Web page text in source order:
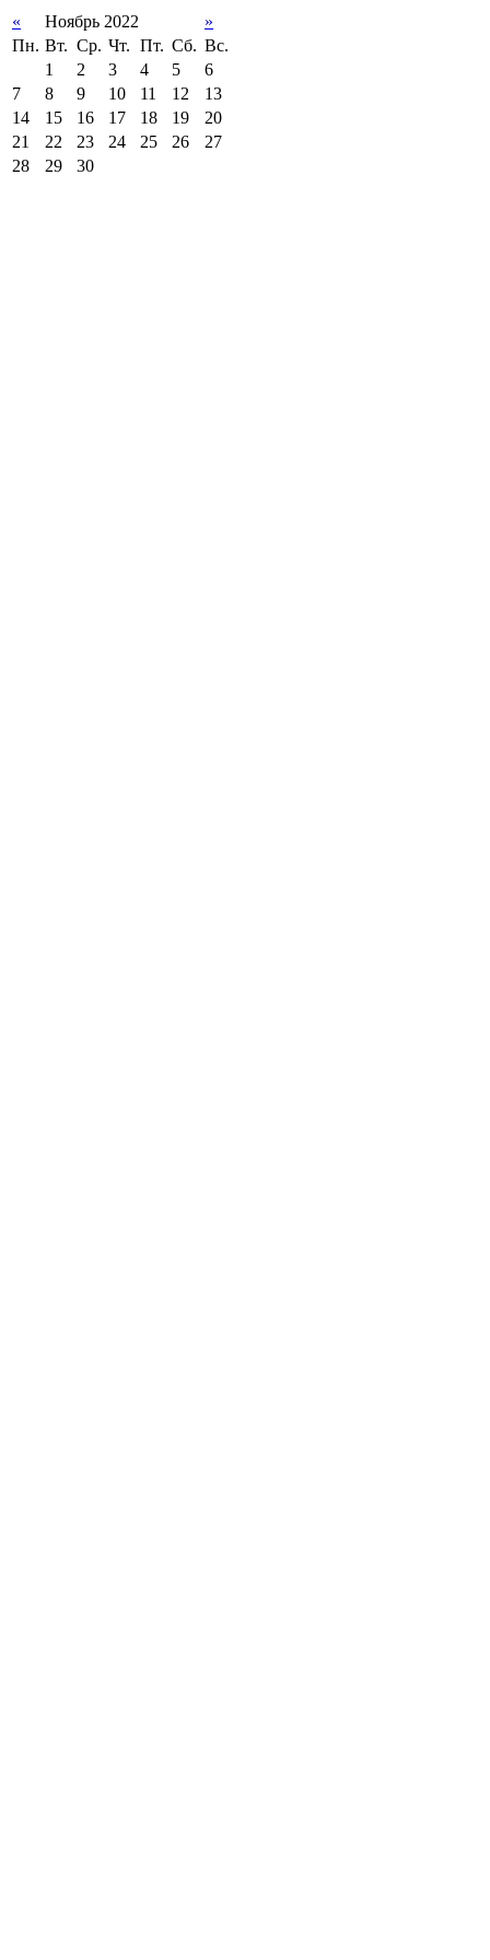
« Ноябрь 2022
»
Пн. Вт. Ср. Чт. Пт. Сб. Вс.
1
2 3 4 5
6
7
8 9 10 11 12
13
14
15 16 17 18 19
20
21
22 23 24 25 26
27
28
29 30